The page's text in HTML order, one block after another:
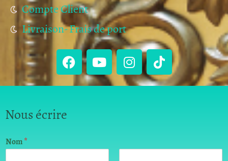
Compte Client
Livraison- Frais de port
Nous écrire
m
e
Nom*